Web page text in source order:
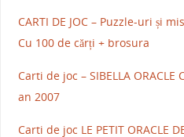
CARTI DE JOC – Puzzle-uri și
Cu 100 de cărți + brosura
Carti de joc – SIBELLA
an 2007
Carti de joc LE PETIT ORACLE